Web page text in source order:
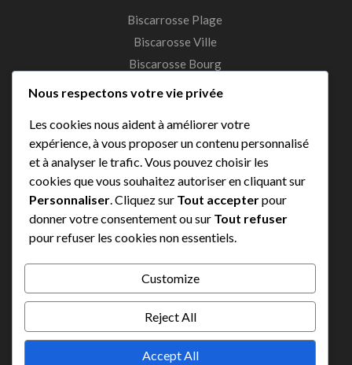
Biscarrosse Plage
Biscarosse Ville
Biscarosse Bourg
Sanguinet
A Propos
Contact us
Rent your bike
Our prices
© 2021 Click & Bike. All rights reserved.
Nous respectons votre vie privée
Les cookies nous aident à améliorer votre
expérience, à vous proposer un contenu personnalisé
et à analyser le trafic. Vous pouvez choisir les
cookies que vous souhaitez autoriser en cliquant sur
Personnaliser . Cliquez sur Tout accepterpour
donner votre consentement ou sur Tout refuser
pour refuser les cookies non essentiels.
Customize
Reject All
Accept All